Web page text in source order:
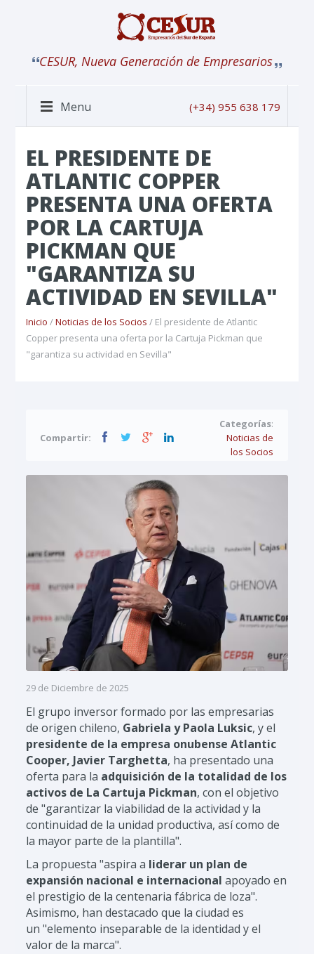
CESUR, Nueva Generación de Empresarios
Menu (+34) 955 638 179
EL PRESIDENTE DE
ATLANTIC COPPER
PRESENTA UNA OFERTA
POR LA CARTUJA
PICKMAN QUE
"GARANTIZA SU
ACTIVIDAD EN SEVILLA"
Inicio /Noticias de los Socios / El presidente de Atlantic
Copper presenta una oferta por la Cartuja Pickman que
"garantiza su actividad en Sevilla"
Compartir:
Categorías:
Noticias de
los Socios
29 de Diciembre de 2025
El grupo inversor formado por las empresarias
de origen chileno, Gabriela y Paola Luksic, y el
presidente de la empresa onubense Atlantic
Cooper, Javier Targhetta, ha presentado una
oferta para la adquisición de la totalidad de los
activos de La Cartuja Pickman, con el objetivo
de "garantizar la viabilidad de la actividad y la
continuidad de la unidad productiva, así como de
la mayor parte de la plantilla".
La propuesta "aspira a liderar un plan de
expansión nacional e internacional apoyado en
el prestigio de la centenaria fábrica de loza".
Asimismo, han destacado que la ciudad es
un"elemento inseparable de la identidad y el
valor de la marca".